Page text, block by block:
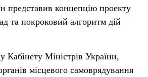
представив концепцію проекту
та покроковий алгоритм дій
Кабінету Міністрів України,
місцевого самоврядування